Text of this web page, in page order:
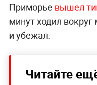
Приморье вышел
минут ходил вокруг
и убежал.
Читайте